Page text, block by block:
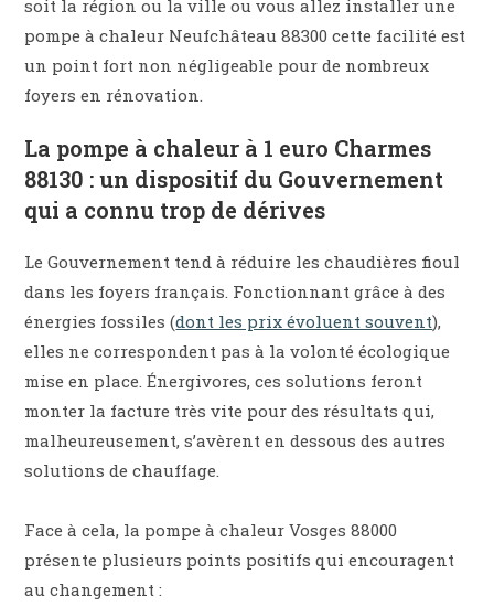
soit la région ou la ville ou vous allez installer une
pompe à chaleur Neufchâteau 88300 cette facilité est
un point fort non négligeable pour de nombreux
foyers en rénovation.
La pompe à chaleur à 1 euro Charmes
88130 : un dispositif du Gouvernement
qui a connu trop de dérives
Le Gouvernement tend à réduire les chaudières fioul
dans les foyers français. Fonctionnant grâce à des
énergies fossiles (dont les prix évoluent souvent),
elles ne correspondent pas à la volonté écologique
mise en place. Énergivores, ces solutions feront
monter la facture très vite pour des résultats qui,
malheureusement, s’avèrent en dessous des autres
solutions de chauffage.
Face à cela, la pompe à chaleur Vosges 88000
présente plusieurs points positifs qui encouragent
au changement :